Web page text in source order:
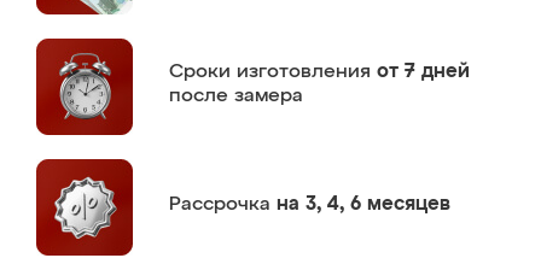
Сроки изготовления от 7 дней
после замера
Рассрочка на 3, 4, 6 месяцев